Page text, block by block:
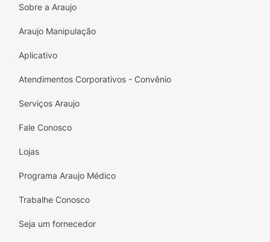
Sobre a Araujo
Araujo Manipulação
Aplicativo
Atendimentos Corporativos - Convênio
Serviços Araujo
Fale Conosco
Lojas
Programa Araujo Médico
Trabalhe Conosco
Seja um fornecedor